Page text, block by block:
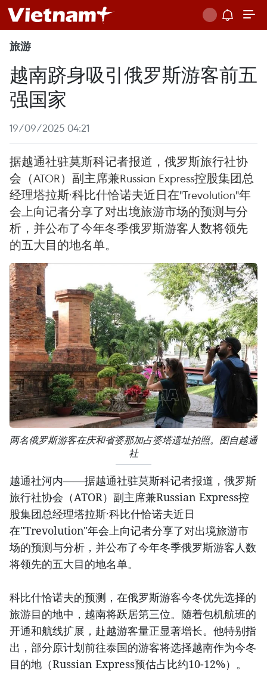
旅游
越南跻身吸引俄罗斯游客前五
强国家
19/09/2025 04:21
据越通社驻莫斯科记者报道，俄罗斯旅行社协
会（ATOR）副主席兼Russian Express控股集团总
经理塔拉斯·科比什恰诺夫近日在"Trevolution"年
会上向记者分享了对出境旅游市场的预测与分
析，并公布了今年冬季俄罗斯游客人数将领先
的五大目的地名单。
两名俄罗斯游客在庆和省婆那加占婆塔遗址拍照。图自越通
社
越通社河内——据越通社驻莫斯科记者报道，俄罗斯
旅行社协会（ATOR）副主席兼Russian Express控
股集团总经理塔拉斯·科比什恰诺夫近日
在"Trevolution"年会上向记者分享了对出境旅游市
场的预测与分析，并公布了今年冬季俄罗斯游客人数
将领先的五大目的地名单。
科比什恰诺夫的预测，在俄罗斯游客今冬优先选择的
旅游目的地中，越南将跃居第三位。随着包机航班的
开通和航线扩展，赴越游客量正显著增长。他特别指
出，部分原计划前往泰国的游客将选择越南作为今冬
目的地（Russian Express预估占比约10-12%）。